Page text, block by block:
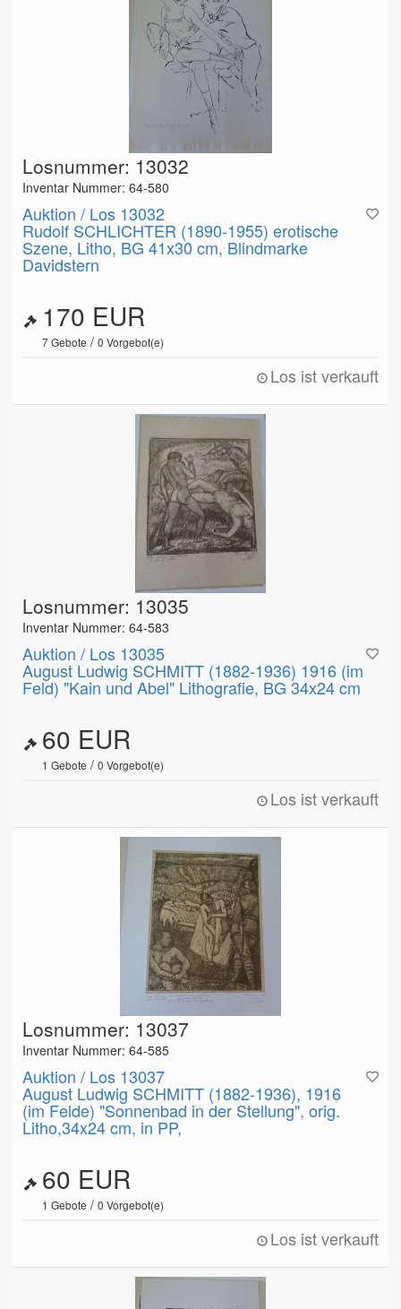
Losnummer: 13032
Inventar Nummer: 64-580
Auktion / Los 13032
Rudolf SCHLICHTER (1890-1955) erotische
Szene, Litho, BG 41x30 cm, Blindmarke
Davidstern
170 EUR
7Gebote / 0 Vorgebot(e)
Los ist verkauft
Losnummer: 13035
Inventar Nummer: 64-583
Auktion / Los 13035
August Ludwig SCHMITT (1882-1936) 1916 (im
Feld) "Kain und Abel" Lithografie, BG 34x24 cm
60 EUR
1 Gebote / 0 Vorgebot(e)
Los ist verkauft
Losnummer: 13037
Inventar Nummer: 64-585
Auktion / Los 13037
August Ludwig SCHMITT (1882-1936), 1916
(im Felde) "Sonnenbad in der Stellung", orig.
Litho,34x24 cm, in PP,
60 EUR
1 Gebote / 0 Vorgebot(e)
Los ist verkauft